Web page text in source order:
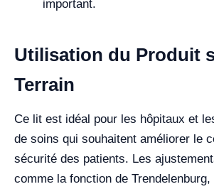
important.
Utilisation du Produit
Terrain
Ce lit est idéal pour les hôpitaux et
de soins qui souhaitent améliorer le
sécurité des patients. Les
comme la fonction de